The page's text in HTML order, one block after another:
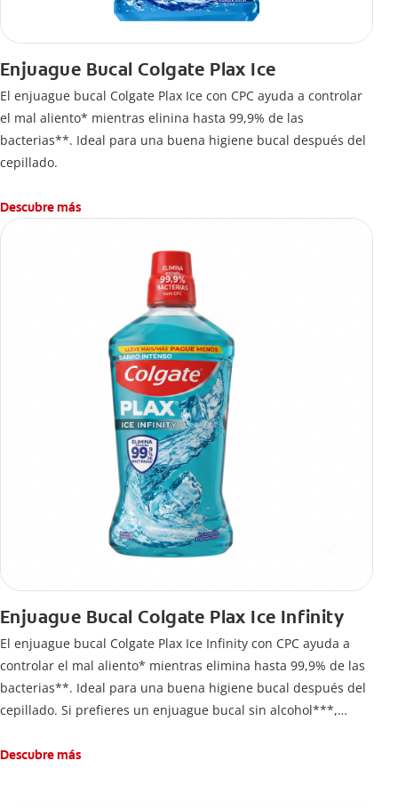
Enjuague Bucal Colgate Plax Ice
El enjuague bucal Colgate Plax Ice con CPC ayuda a controlar
el mal aliento* mientras elinina hasta 99,9% de las
bacterias**. Ideal para una buena higiene bucal después del
cepillado.
Descubre más
Enjuague Bucal Colgate Plax Ice Infinity
El enjuague bucal Colgate Plax Ice Infinity con CPC ayuda a
controlar el mal aliento* mientras elimina hasta 99,9% de las
bacterias**. Ideal para una buena higiene bucal después del
cepillado. Si prefieres un enjuague bucal sin alcohol***,
Descubre más